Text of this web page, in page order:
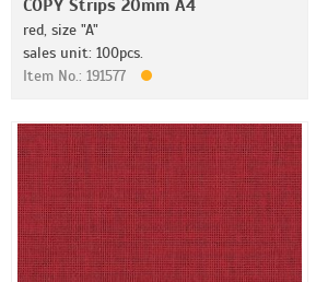
COPY Strips 20mm A4
red, size "A"
sales unit: 100pcs.
Item No.: 191577